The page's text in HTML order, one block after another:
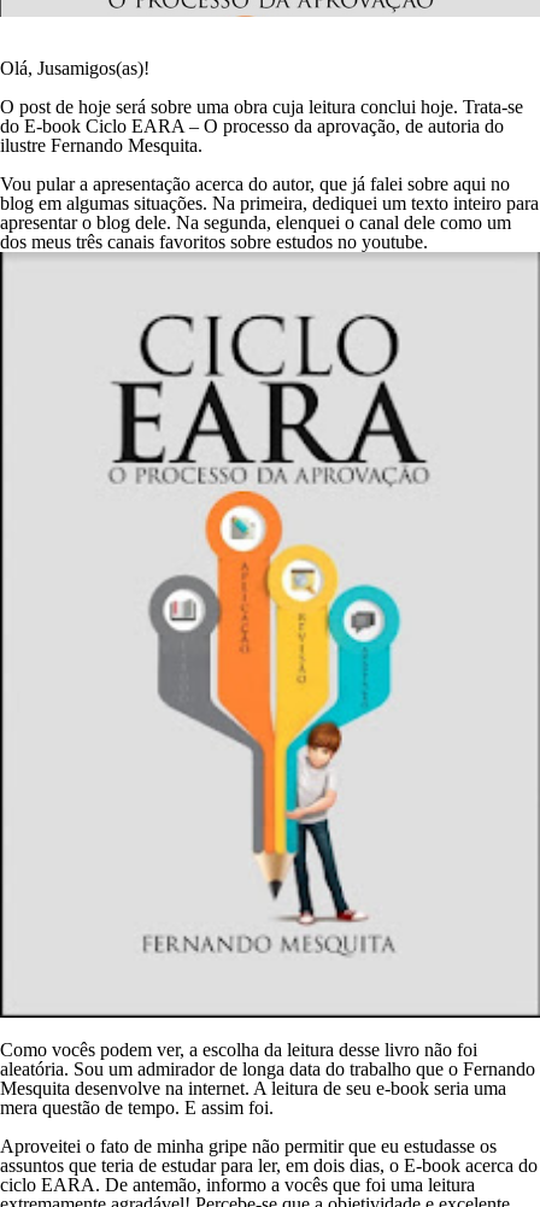
Olá, Jusamigos(as)!
O post de hoje será sobre uma obra cuja leitura conclui hoje. Trata-se
do E-book Ciclo EARA – O processo da aprovação, de autoria do
ilustre Fernando Mesquita.
Vou pular a apresentação acerca do autor, que já falei sobre aqui no
blog em algumas situações. Na primeira, dediquei um texto inteiro para
apresentar o blog dele. Na segunda, elenquei o canal dele como um
dos meus três canais favoritos sobre estudos no youtube.
Como vocês podem ver, a escolha da leitura desse livro não foi
aleatória. Sou um admirador de longa data do trabalho que o Fernando
Mesquita desenvolve na internet. A leitura de seu e-book seria uma
mera questão de tempo. E assim foi.
Aproveitei o fato de minha gripe não permitir que eu estudasse os
assuntos que teria de estudar para ler, em dois dias, o E-book acerca do
ciclo EARA. De antemão, informo a vocês que foi uma leitura